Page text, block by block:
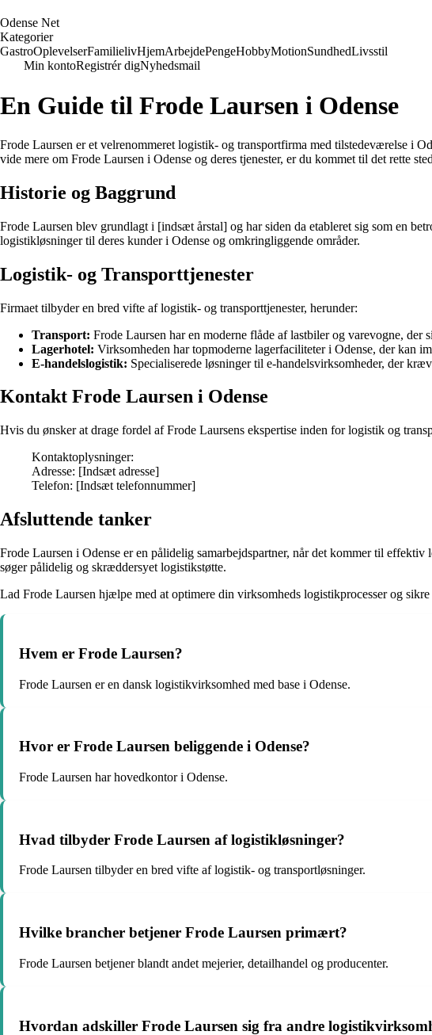
Odense Net
Kategorier
GastroOplevelserFamilielivHjemArbejdePengeHobbyMotionSundhedLivsstil
Min kontoRegistrér digNyhedsmail
En Guide til Frode Laursen i Odense
Frode Laursen er et velrenommeret logistik- og transportfirma med tilstedeværelse i
vide mere om Frode Laursen i Odense og deres tjenester, er du kommet til det rette
Historie og Baggrund
Frode Laursen blev grundlagt i [indsæt årstal] og har siden da etableret sig som en
logistikløsninger til deres kunder i Odense og omkringliggende områder.
Logistik- og Transporttjenester
Firmaet tilbyder en bred vifte af logistik- og transporttjenester, herunder:
Transport: Frode Laursen har en moderne flåde af lastbiler og varevogne, der
Lagerhotel: Virksomheden har topmoderne lagerfaciliteter i Odense, der kan
E-handelslogistik: Specialiserede løsninger til e-handelsvirksomheder, der
Kontakt Frode Laursen i Odense
Hvis du ønsker at drage fordel af Frode Laursens ekspertise inden for logistik og
Kontaktoplysninger:
Adresse: [Indsæt adresse]
Telefon: [Indsæt telefonnummer]
Afsluttende tanker
Frode Laursen i Odense er en pålidelig samarbejdspartner, når det kommer til
søger pålidelig og skræddersyet logistikstøtte.
Lad Frode Laursen hjælpe med at optimere din virksomheds logistikprocesser og
Hvem er Frode Laursen?
Frode Laursen er en dansk logistikvirksomhed med base i Odense.
Hvor er Frode Laursen beliggende i Odense?
Frode Laursen har hovedkontor i Odense.
Hvad tilbyder Frode Laursen af logistikløsninger?
Frode Laursen tilbyder en bred vifte af logistik- og transportløsninger.
Hvilke brancher betjener Frode Laursen primært?
Frode Laursen betjener blandt andet mejerier, detailhandel og producenter.
Hvordan adskiller Frode Laursen sig fra andre